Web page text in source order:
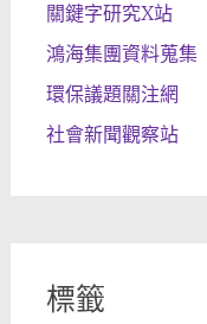
關鍵字研究X站
鴻海集團資料蒐集
環保議題關注網
社會新聞觀察站
標籤